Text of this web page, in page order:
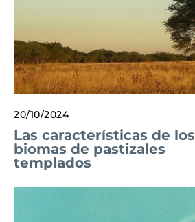
20/10/2024
Las características de los
biomas de pastizales
templados